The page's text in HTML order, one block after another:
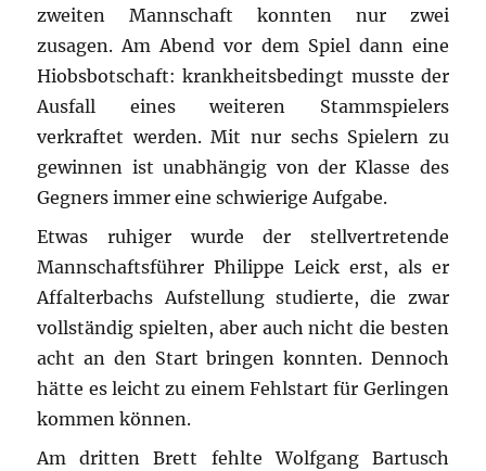
zweiten Mannschaft konnten nur zwei
zusagen. Am Abend vor dem Spiel dann eine
Hiobsbotschaft: krankheitsbedingt musste der
Ausfall eines weiteren Stammspielers
verkraftet werden. Mit nur sechs Spielern zu
gewinnen ist unabhängig von der Klasse des
Gegners immer eine schwierige Aufgabe.
Etwas ruhiger wurde der stellvertretende
Mannschaftsführer Philippe Leick erst, als er
Affalterbachs Aufstellung studierte, die zwar
vollständig spielten, aber auch nicht die besten
acht an den Start bringen konnten. Dennoch
hätte es leicht zu einem Fehlstart für Gerlingen
kommen können.
Am dritten Brett fehlte Wolfgang Bartusch